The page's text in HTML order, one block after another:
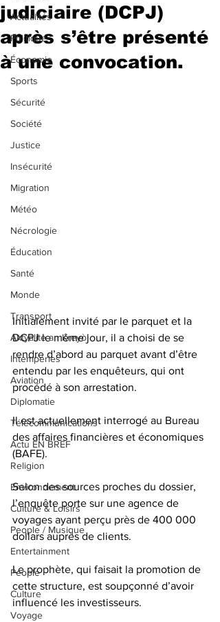
Actualités
Politique
Économie
Sports
Sécurité
Société
Justice
Insécurité
Migration
Météo
Nécrologie
Éducation
Santé
Monde
Transport
Aktyalite an Kreyòl
Intempéries
Aviation
Diplomatie
Télécommunications
Actu EN BREF
Religion
Environnement
Culture & Loisirs
People / Musique
Entertainment
People
Culture
Voyage
judiciaire (DCPJ)
après s’être présenté
à une convocation.
Initialement invité par le parquet et la
DCPJ le même jour, il a choisi de se
rendre d’abord au parquet avant d’être
entendu par les enquêteurs, qui ont
procédé à son arrestation.
Il est actuellement interrogé au Bureau
des affaires financières et économiques
(BAFE).
Selon des sources proches du dossier,
l’enquête porte sur une agence de
voyages ayant perçu près de 400 000
dollars auprès de clients.
Le prophète, qui faisait la promotion de
cette structure, est soupçonné d’avoir
influencé les investisseurs.